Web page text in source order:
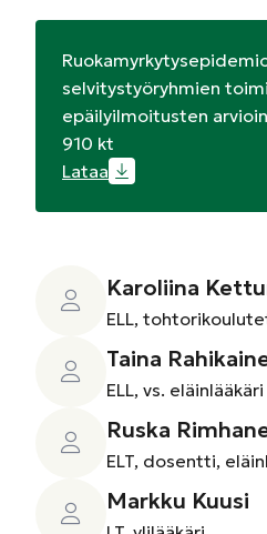
selvitystyöryhmien
epäilyilmoitusten
910 kt
Lataa
Karoliina
ELL,
Taina
ELL, vs. eläinlääkäri
Ruska
ELT, dosentti,
Markku Kuusi